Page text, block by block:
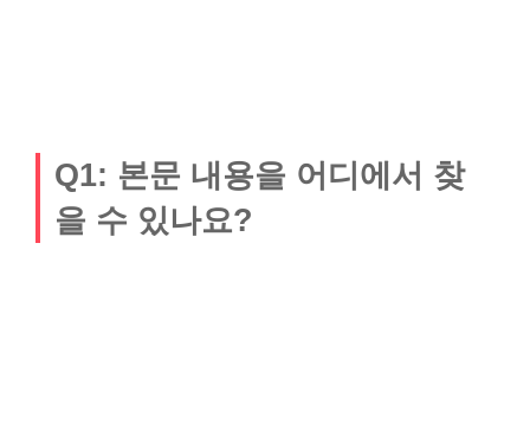
Q1: 본문 내용을 어디에서 찾
을 수 있나요?